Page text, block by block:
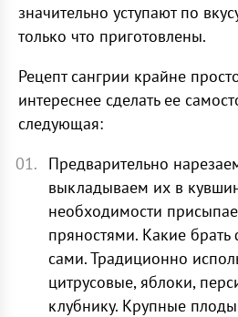
значительно уступают по
только что приготовлены.
Рецепт сангрии крайне
интереснее сделать ее
следующая:
Предварительно
выкладываем их в
необходимости
пряностями. Какие
сами. Традиционно
цитрусовые, яблоки,
клубнику. Крупные